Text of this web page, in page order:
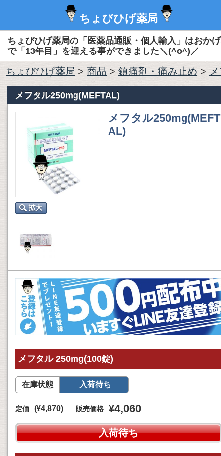
ちょびひげ薬局
ちょびひげ薬局の「医薬品通販・個人輸入」はおか
で「13年目」を迎える事ができました＼(^o^)／
ちょびひげ薬局 > 商品 > 鎮痛剤・痛み止め >
メフタル250mg(MEFTAL)
メフタル250mg(MEFT
AL)
メフタル 250mg(100錠)
在庫状態 入荷待ち
定価 (¥4,870) 販売価格 ¥4,060
入荷待ち